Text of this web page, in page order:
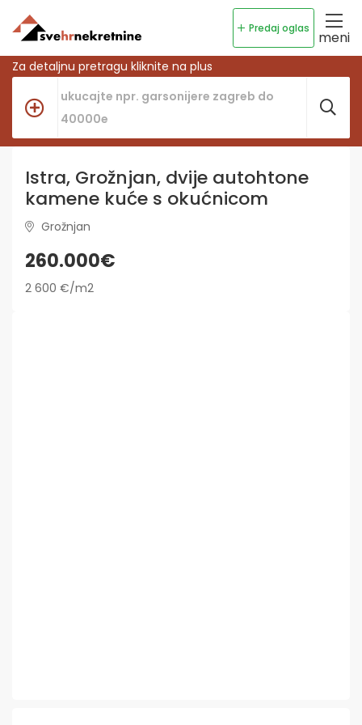
Predaj oglas
meni
Za detaljnu pretragu kliknite na plus
Istra, Grožnjan, dvije autohtone
kamene kuće s okućnicom
Grožnjan
260.000€
2 600 €/m2